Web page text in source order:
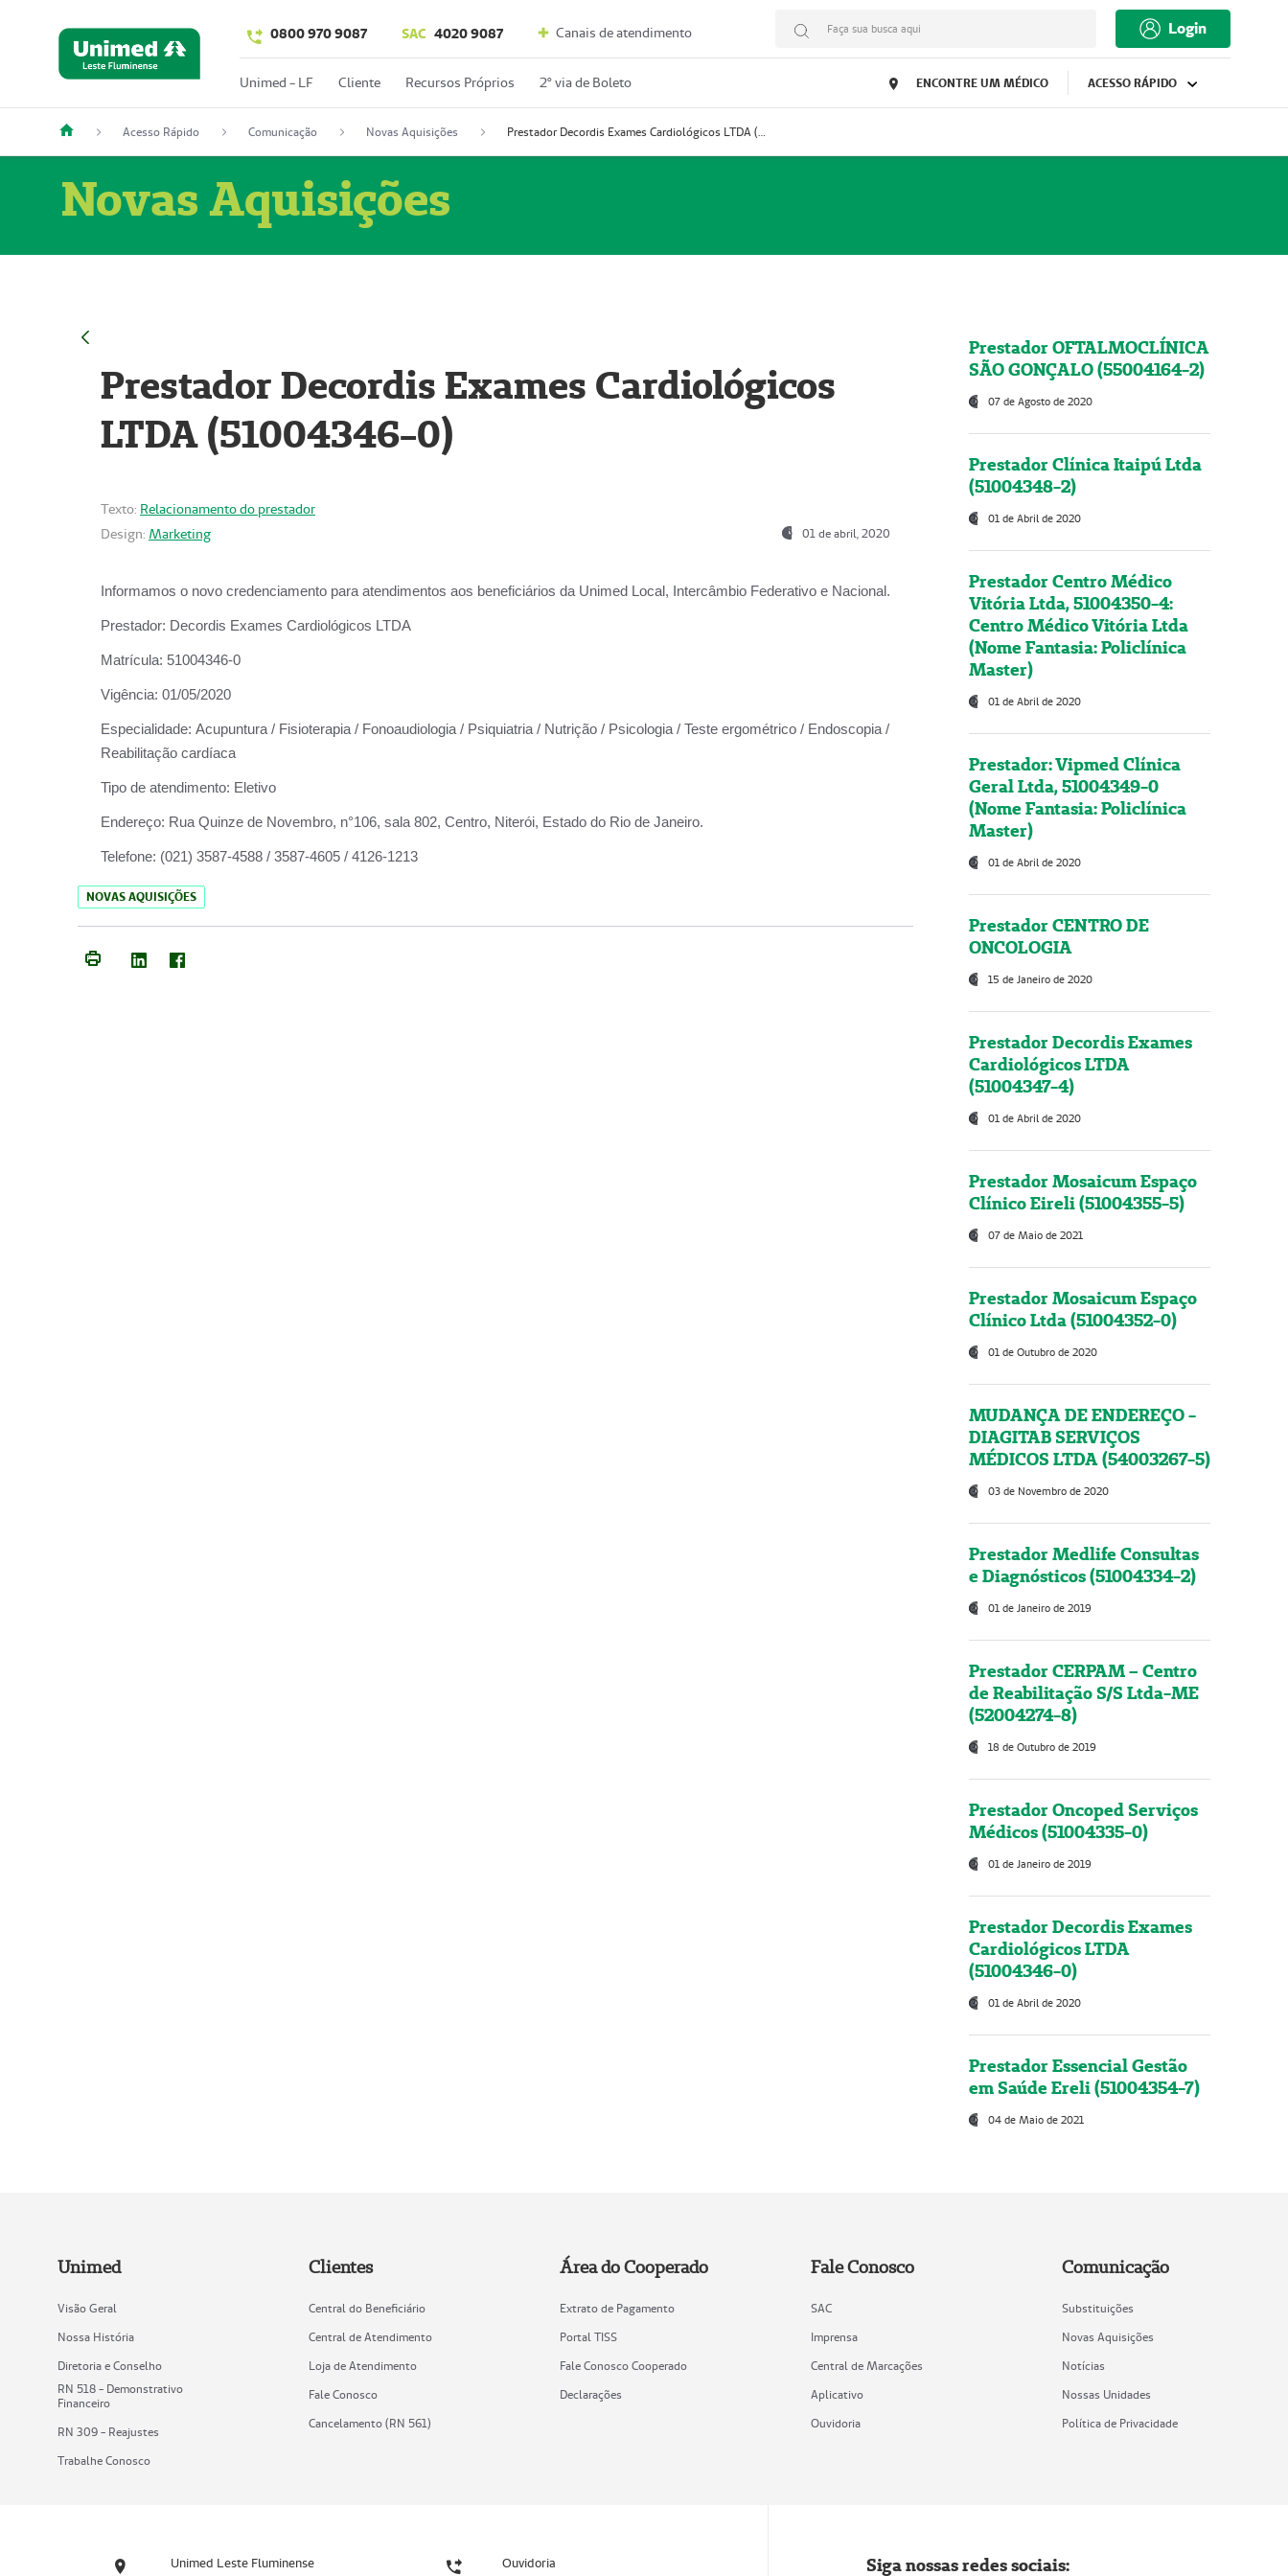
0800 970 9087 SAC 4020 9087 Canais de atendimento Faça sua busca aqui Login
Unimed - LF Cliente Recursos Próprios 2º via de Boleto ENCONTRE UM MÉDICO ACESSO RÁPIDO
Acesso Rápido Comunicação Novas Aquisições Prestador Decordis Exames Cardiológicos LTDA (51004346-0)
Novas Aquisições
Prestador Decordis Exames Cardiológicos
LTDA (51004346-0)
Texto: Relacionamento do prestador
Design: Marketing 01 de abril, 2020
Informamos o novo credenciamento para atendimentos aos beneficiários da Unimed Local, Intercâmbio Federativo e Nacional.
Prestador: Decordis Exames Cardiológicos LTDA
Matrícula: 51004346-0
Vigência: 01/05/2020
Especialidade: Acupuntura / Fisioterapia / Fonoaudiologia / Psiquiatria / Nutrição / Psicologia / Teste ergométrico / Endoscopia /
Reabilitação cardíaca
Tipo de atendimento: Eletivo
Endereço: Rua Quinze de Novembro, n°106, sala 802, Centro, Niterói, Estado do Rio de Janeiro.
Telefone: (021) 3587-4588 / 3587-4605 / 4126-1213
NOVAS AQUISIÇÕES
Prestador OFTALMOCLÍNICA
SÃO GONÇALO (55004164-2)
07 de Agosto de 2020
Prestador Clínica Itaipú Ltda
(51004348-2)
01 de Abril de 2020
Prestador Centro Médico
Vitória Ltda, 51004350-4:
Centro Médico Vitória Ltda
(Nome Fantasia: Policlínica
Master)
01 de Abril de 2020
Prestador: Vipmed Clínica
Geral Ltda, 51004349-0
(Nome Fantasia: Policlínica
Master)
01 de Abril de 2020
Prestador CENTRO DE
ONCOLOGIA
15 de Janeiro de 2020
Prestador Decordis Exames
Cardiológicos LTDA
(51004347-4)
01 de Abril de 2020
Prestador Mosaicum Espaço
Clínico Eireli (51004355-5)
07 de Maio de 2021
Prestador Mosaicum Espaço
Clínico Ltda (51004352-0)
01 de Outubro de 2020
MUDANÇA DE ENDEREÇO -
DIAGITAB SERVIÇOS
MÉDICOS LTDA (54003267-5)
03 de Novembro de 2020
Prestador Medlife Consultas
e Diagnósticos (51004334-2)
01 de Janeiro de 2019
Prestador CERPAM – Centro
de Reabilitação S/S Ltda-ME
(52004274-8)
18 de Outubro de 2019
Prestador Oncoped Serviços
Médicos (51004335-0)
01 de Janeiro de 2019
Prestador Decordis Exames
Cardiológicos LTDA
(51004346-0)
01 de Abril de 2020
Prestador Essencial Gestão
em Saúde Ereli (51004354-7)
04 de Maio de 2021
Unimed
Visão Geral
Nossa História
Diretoria e Conselho
RN 518 - Demonstrativo
Financeiro
RN 309 - Reajustes
Trabalhe Conosco
Clientes
Central do Beneficiário
Central de Atendimento
Loja de Atendimento
Fale Conosco
Cancelamento (RN 561)
Área do Cooperado
Extrato de Pagamento
Portal TISS
Fale Conosco Cooperado
Declarações
Fale Conosco
SAC
Imprensa
Central de Marcações
Aplicativo
Ouvidoria
Comunicação
Substituições
Novas Aquisições
Notícias
Nossas Unidades
Política de Privacidade
Unimed Leste Fluminense Ouvidoria Siga nossas redes sociais: